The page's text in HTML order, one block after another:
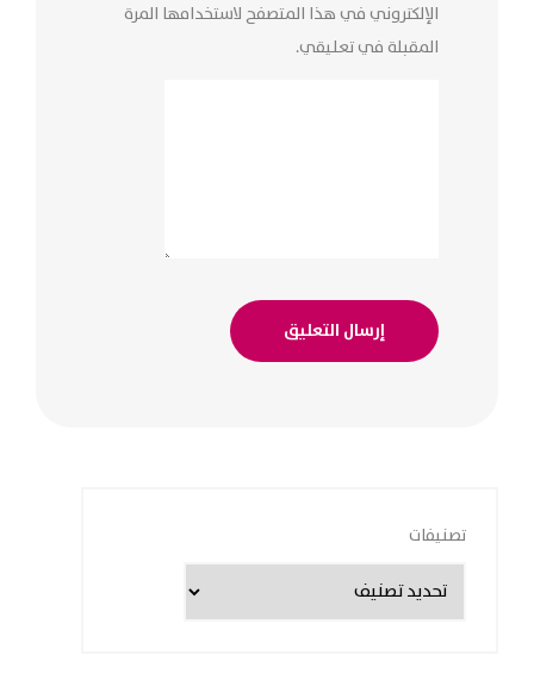
الإلكتروني في هذا المتصفح لاستخدامها المرة
المقبلة في تعليقي.
تصنيفات